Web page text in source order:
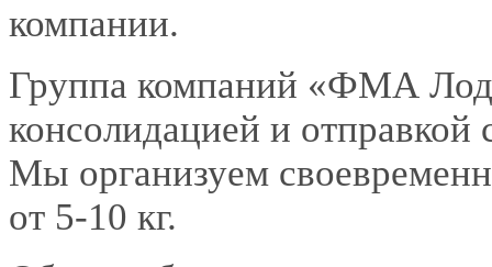
компании.
Группа компаний «ФМА
консолидацией и отправкой
Мы организуем
от 5-10 кг.